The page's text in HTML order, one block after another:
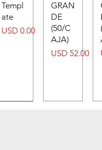
Templ
ate
Precio
USD 0.00
GRAN
DE
(50/C
AJA)
Precio
USD 52.00